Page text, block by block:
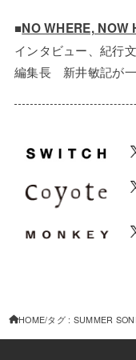
■NO WHERE, NOW
インタビュー、紀行
編集長 新井敏記が
HOME タグ : SUMMER